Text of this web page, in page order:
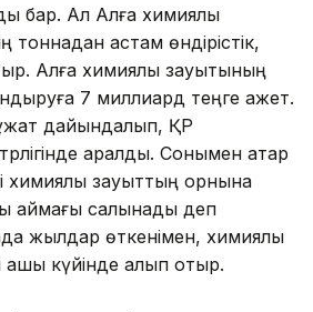
бар. Ал Алға химиялық
астам өндірістік,
Алға химиялық зауытының
7 миллиард теңге қажет.
дайындалып, ҚР
қаралды. Сонымен қатар
химиялық зауыттың орнына
аймағы салынады деп
жылдар өткенімен, химиялық
күйінде қалып отыр.